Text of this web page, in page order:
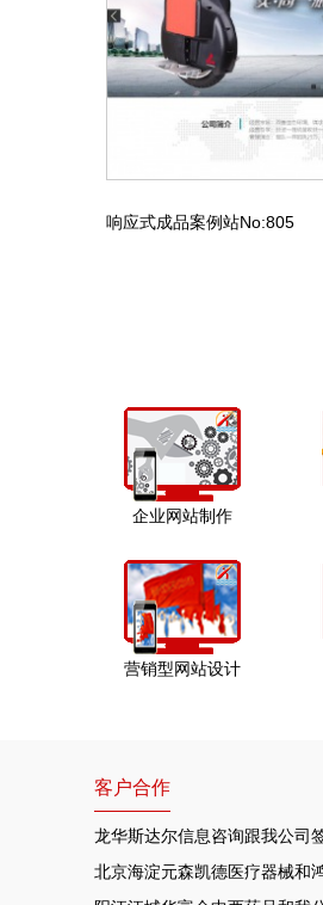
响应式成品案例站No:805
企业网站制作
营销型网站设计
客户合作
龙华斯达尔信息咨询跟我公司
北京海淀元森凯德医疗器械和